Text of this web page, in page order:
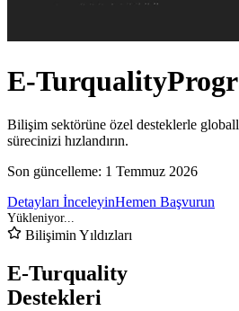
E-Turquality
Bilişim sektörüne özel desteklerle
sürecinizi hızlandırın.
Son güncelleme: 1 Temmuz 2026
Detayları İnceleyinHemen Başvurun
Bilişimin Yıldızları
E-Turquality
Destekleri